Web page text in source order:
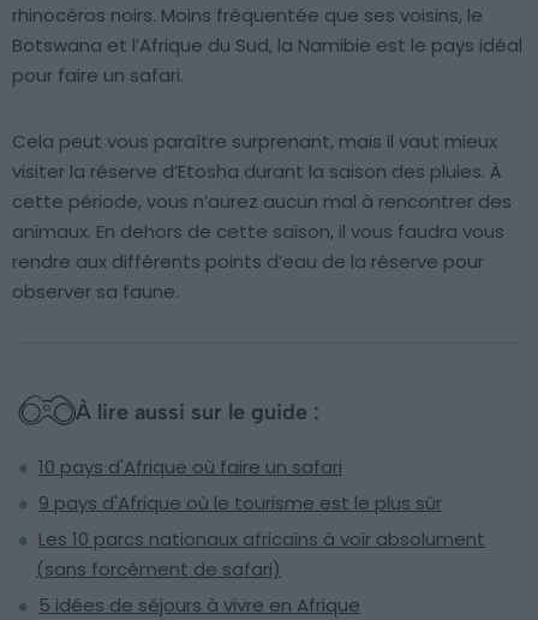
rhinocéros noirs. Moins fréquentée que ses voisins, le
Botswana et l’Afrique du Sud, la Namibie est le pays idéal
pour faire un safari.
Cela peut vous paraître surprenant, mais il vaut mieux
visiter la réserve d’Etosha durant la saison des pluies. À
cette période, vous n’aurez aucun mal à rencontrer des
animaux. En dehors de cette saison, il vous faudra vous
rendre aux différents points d’eau de la réserve pour
observer sa faune.
À lire aussi sur le guide :
10 pays d'Afrique où faire un safari
9 pays d'Afrique où le tourisme est le plus sûr
Les 10 parcs nationaux africains à voir absolument
(sans forcément de safari)
5 idées de séjours à vivre en Afrique